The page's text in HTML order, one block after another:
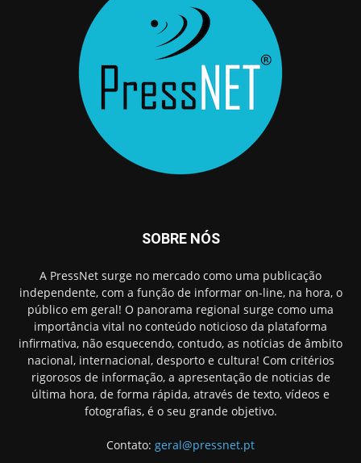
SOBRE NÓS
A PressNet surge no mercado como uma publicação
independente, com a função de informar on-line, na hora, o
público em geral! O panorama regional surge como uma
importância vital no conteúdo noticioso da plataforma
infirmativa, não esquecendo, contudo, as notícias de âmbito
nacional, internacional, desporto e cultura! Com critérios
rigorosos de informação, a apresentação de noticias de
última hora, de forma rápida, através de texto, vídeos e
fotografias, é o seu grande objetivo.
Contato: geral@pressnet.pt